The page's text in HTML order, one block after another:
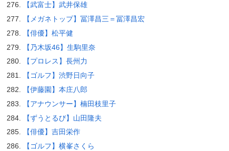
【武富士】武井保雄
【メガネトップ】冨澤昌三＝冨澤昌宏
【俳優】松平健
【乃木坂46】生駒里奈
【プロレス】長州力
【ゴルフ】渋野日向子
【伊藤園】本庄八郎
【アナウンサー】楠田枝里子
【ずうとるび】山田隆夫
【俳優】吉田栄作
【ゴルフ】横峯さくら